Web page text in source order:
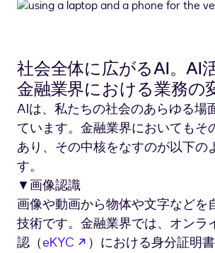
社会全体に広がるAI。AI
金融業界における業務の
AIは、私たちの社会のあらゆる場
ています。金融業界においてもそ
あり、その中核をなすのが以下の
す。
▼画像認識
画像や動画から物体や文字などを
技術です。金融業界では、オンラ
認（eKYC 新しいタブで開く
）における身分証明